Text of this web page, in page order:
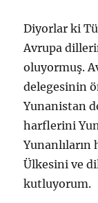
Diyorlar ki
Avrupa
oluyormuş.
delegesinin
Yunanistan
harflerini
Ülkesini ve
kutluyorum.